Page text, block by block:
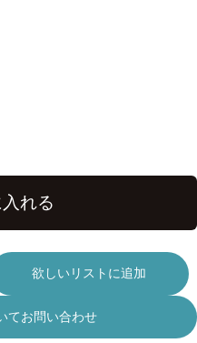
れる
欲しいリストに追加
てお問い合わせ